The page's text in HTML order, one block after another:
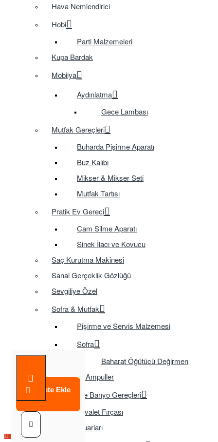
Hava Nemlendirici
Hobi
Parti Malzemeleri
Kupa Bardak
Mobilya
Aydınlatma
Gece Lambası
Mutfak Gereçleri
Buharda Pişirme Aparatı
Buz Kalıbı
Mikser & Mikser Seti
Mutfak Tartısı
Pratik Ev Gereci
Cam Silme Aparatı
Sinek İlacı ve Kovucu
Saç Kurutma Makinesi
Sanal Gerçeklik Gözlüğü
Sevgiliye Özel
Sofra & Mutfak
Pişirme ve Servis Malzemesi
Sofra
Baharat Öğütücü Değirmen
Tasarruflu Ampuller
Temizlik ve Banyo Gereçleri
Tuvalet Fırçası
TV Aksesuarları
Sepete Ekle
Çok Satılan Ürün